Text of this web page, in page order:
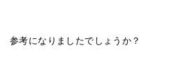
参考になりましたでしょうか？